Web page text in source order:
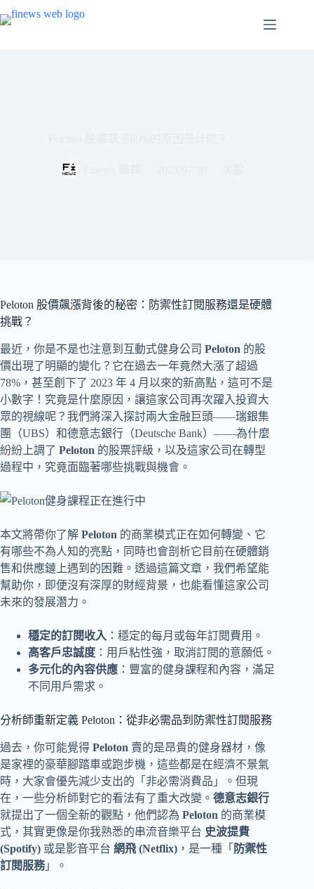
至
Peloton 股價飆漲背後的秘密：防禦性訂閱服務還是硬體
挑戰？
最近，你是不是也注意到互動式健身公司 Peloton 的股
價出現了明顯的變化？它在過去一年竟然大漲了超過
78%，甚至創下了 2023 年 4 月以來的新高點，這可不是
小數字！究竟是什麼原因，讓這家公司再次躍入投資大
眾的視線呢？我們將深入探討兩大金融巨頭——瑞銀集
團（UBS）和德意志銀行（Deutsche Bank）——為什麼
紛紛上調了 Peloton 的股票評級，以及這家公司在轉型
過程中，究竟面臨著哪些挑戰與機會。
本文將帶你了解 Peloton 的商業模式正在如何轉變、它
有哪些不為人知的亮點，同時也會剖析它目前在硬體銷
售和供應鏈上遇到的困難。透過這篇文章，我們希望能
幫助你，即便沒有深厚的財經背景，也能看懂這家公司
未來的發展潛力。
穩定的訂閱收入 ：穩定的每月或每年訂閱費用。
高客戶忠誠度 ：用戶粘性強，取消訂閱的意願低。
多元化的內容供應 ：豐富的健身課程和內容，滿足
不同用戶需求。
分析師重新定義 Peloton：從非必需品到防禦性訂閱服務
過去，你可能覺得 Peloton 賣的是昂貴的健身器材，像
是家裡的豪華腳踏車或跑步機，這些都是在經濟不景氣
時，大家會優先減少支出的「非必需消費品」。但現
在，一些分析師對它的看法有了重大改變。 德意志銀行
就提出了一個全新的觀點，他們認為 Peloton 的商業模
式，其實更像是你我熟悉的串流音樂平台 史波提費
(Spotify) 或是影音平台 網飛 (Netflix) ，是一種「 防禦性
訂閱服務」。